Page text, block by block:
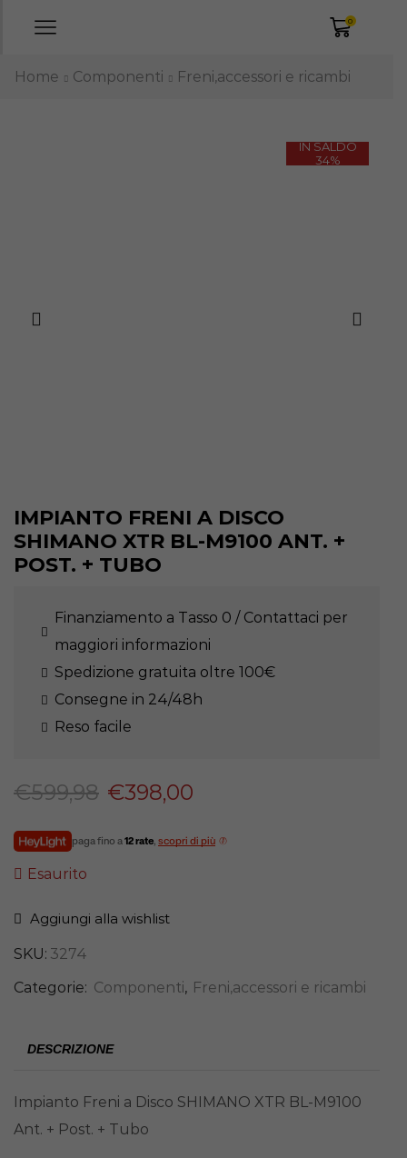
0
Home Componenti Freni,accessori e ricambi
IN SALDO
34%
IMPIANTO FRENI A DISCO
SHIMANO XTR BL-M9100 ANT. +
POST. + TUBO
Finanziamento a Tasso 0 / Contattaci per
maggiori informazioni
Spedizione gratuita oltre 100€
Consegne in 24/48h
Reso facile
€599,98 €398,00
paga fino a12 rate scopri di più
Esaurito
Aggiungi alla wishlist
SKU: 3274
Categorie: Componenti, Freni,accessori e ricambi
DESCRIZIONE
Impianto Freni a Disco SHIMANO XTR BL-M9100
Ant. + Post. + Tubo